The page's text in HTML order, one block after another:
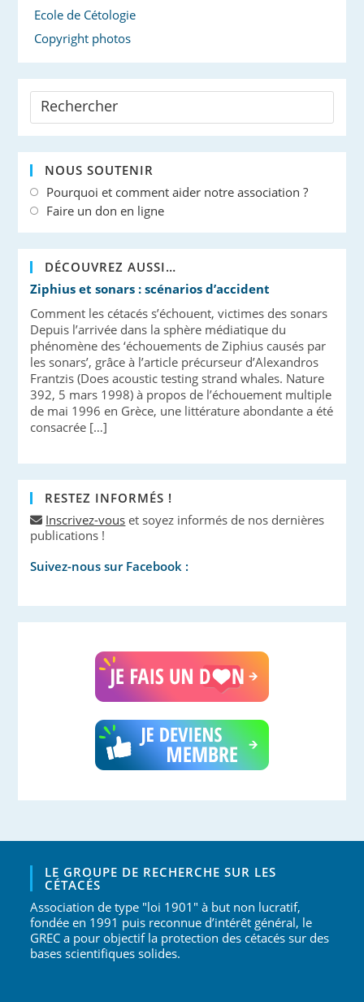
Ecole de Cétologie
Copyright photos
NOUS SOUTENIR
Pourquoi et comment aider notre association ?
Faire un don en ligne
DÉCOUVREZ AUSSI…
Ziphius et sonars : scénarios d’accident
Comment les cétacés s’échouent, victimes des sonars
Depuis l’arrivée dans la sphère médiatique du
phénomène des ‘échouements de Ziphius causés par
les sonars’, grâce à l’article précurseur d’Alexandros
Frantzis (Does acoustic testing strand whales. Nature
392, 5 mars 1998) à propos de l’échouement multiple
de mai 1996 en Grèce, une littérature abondante a été
consacrée […]
RESTEZ INFORMÉS !
Inscrivez-vous et soyez informés de nos dernières
publications !
Suivez-nous sur Facebook :
LE GROUPE DE RECHERCHE SUR LES
CÉTACÉS
Association de type "loi 1901" à but non lucratif,
fondée en 1991 puis reconnue d’intérêt général, le
GREC a pour objectif la protection des cétacés sur des
bases scientifiques solides.